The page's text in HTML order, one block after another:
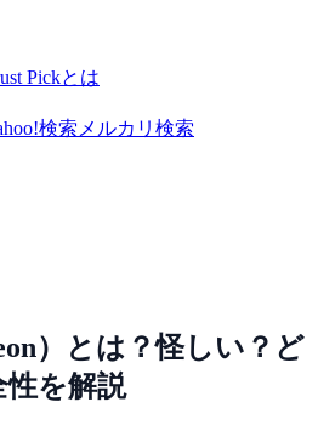
Pickとは
検索 メルカリ検索
）とは？怪しい？ど
性を解説